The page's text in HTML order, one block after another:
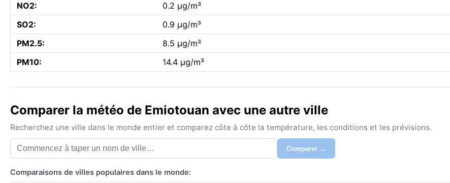
NO2:
0.2 µg/m³
SO2:
0.9 µg/m³
PM2.5:
8.5 µg/m³
PM10:
14.4 µg/m³
Comparer la météo de Emiotouan avec une autre ville
Recherchez une ville dans le monde entier et comparez côte à côte la température, les conditions et les prévisions.
Comparer →
Comparaisons de villes populaires dans le monde: